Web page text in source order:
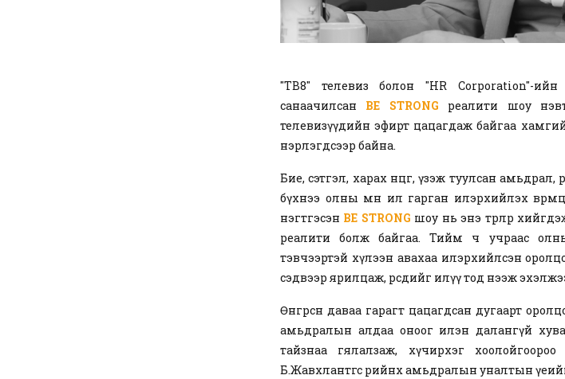
"ТВ8" телевиз болон "HR Corporation"-ийн
санаачилсан BE STRONG реалити шоу
телевизүүдийн эфирт цацагдаж байгаа
нэрлэгдсээр байна.
Бие, сэтгэл, харах өнцөг, үзэж туулсан амьдрал,
бүхнээ олны өмнө ил гарган илэрхийлэх
нэгтгэсэн BE STRONG шоу нь энэ төрлөөр
реалити болж байгаа. Тийм ч учраас
тэвчээртэй хүлээн авахаа илэрхийлсэн
сэдвээр ярилцаж, өөрсдийгөө илүү тод нээж
Өнгөрсөн даваа гарагт цацагдсан дугаарт
амьдралын алдаа оноог илэн далангүй
тайзнаа гялалзаж, хүчирхэг
Б.Жавхлантөгс өөрийнхөө амьдралын уналтын